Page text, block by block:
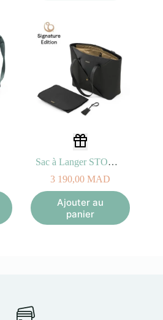
Sac à Langer STOKKE XPLORY X Signature Noir
3 190,00 MAD
Ajouter au
panier